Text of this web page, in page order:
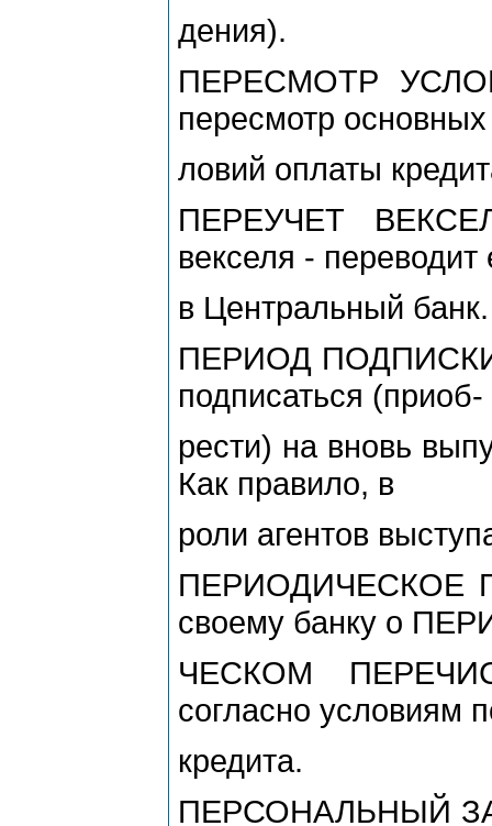
дения).
ПЕРЕСМОТР
пересмотр
ловий оплаты
ПЕРЕУЧЕТ
векселя - переводит
в Центральный банк.
ПЕРИОД ПОДПИСКИ
подписаться (приоб-
рести) на вновь
Как правило, в
роли агентов
ПЕРИОДИЧЕСКОЕ
своему банку о
ЧЕСКОМ
согласно условиям
кредита.
ПЕРСОНАЛЬНЫЙ